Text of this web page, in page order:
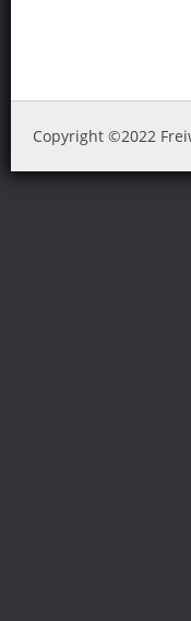
Copyright ©2022